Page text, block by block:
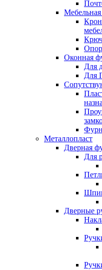
Оконная
Для
Для
Металлопласт
Дверная
Для
Дверные